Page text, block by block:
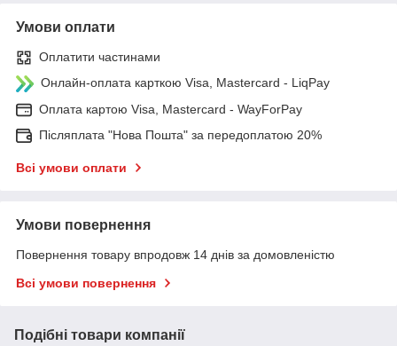
Умови оплати
Оплатити частинами
Онлайн-оплата карткою Visa, Mastercard - LiqPay
Оплата картою Visa, Mastercard - WayForPay
Післяплата "Нова Пошта" за передоплатою 20%
Всі умови оплати
Умови повернення
Повернення товару впродовж 14 днів за домовленістю
Всі умови повернення
Подібні товари компанії